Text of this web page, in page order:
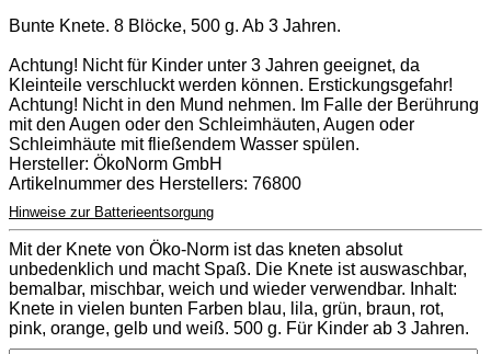
Bunte Knete. 8 Blöcke, 500 g. Ab 3 Jahren.
Achtung! Nicht für Kinder unter 3 Jahren geeignet, da
Kleinteile verschluckt werden können. Erstickungsgefahr!
Achtung! Nicht in den Mund nehmen. Im Falle der Berührung
mit den Augen oder den Schleimhäuten, Augen oder
Schleimhäute mit fließendem Wasser spülen.
Hersteller: ÖkoNorm GmbH
Artikelnummer des Herstellers: 76800
Hinweise zur Batterieentsorgung
Mit der Knete von Öko-Norm ist das kneten absolut
unbedenklich und macht Spaß. Die Knete ist auswaschbar,
bemalbar, mischbar, weich und wieder verwendbar. Inhalt:
Knete in vielen bunten Farben blau, lila, grün, braun, rot,
pink, orange, gelb und weiß. 500 g. Für Kinder ab 3 Jahren.